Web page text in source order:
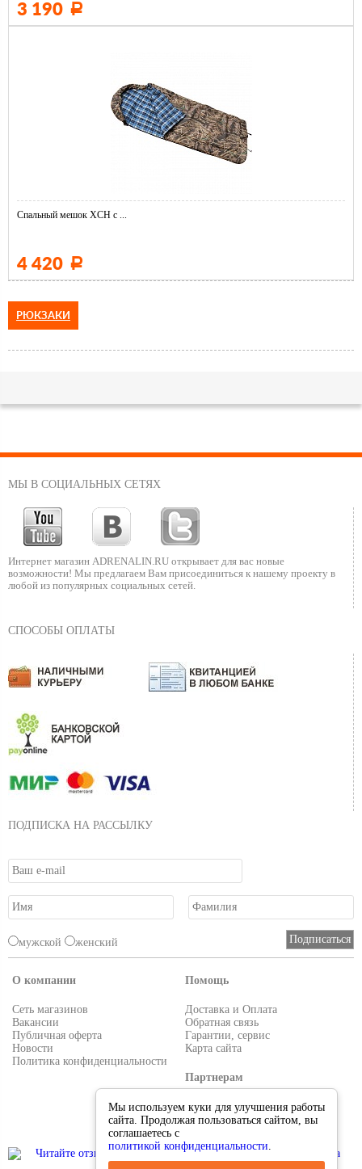
3 190 Р
Спальный мешок ХСН с ...
4 420 Р
РЮКЗАКИ
МЫ В СОЦИАЛЬНЫХ СЕТЯХ
Интернет магазин ADRENALIN.RU открывает для вас новые
возможности! Мы предлагаем Вам присоединиться к нашему проекту в
любой из популярных социальных сетей.
СПОСОБЫ ОПЛАТЫ
ПОДПИСКА НА РАССЫЛКУ
мужской женский
О компании
Сеть магазинов
Вакансии
Публичная оферта
Новости
Политика конфиденциальности
Помощь
Доставка и Оплата
Обратная связь
Гарантии, сервис
Карта сайта
Партнерам
Условия работы
Реквизиты
Мы используем куки для улучшения работы
сайта. Продолжая пользоваться сайтом, вы
соглашаетесь с
политикой конфиденциальности.